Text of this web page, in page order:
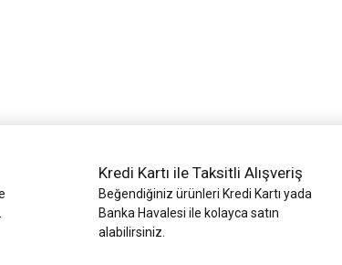
Kredi Kartı ile Taksitli Alışveriş
Beğendiğiniz ürünleri Kredi Kartı yada
Banka Havalesi ile kolayca satın
alabilirsiniz.